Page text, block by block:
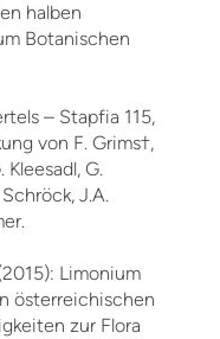
halben
Botanischen
– Stapfia 115,
von F. Grims†,
Kleesadl, G.
J.A.
Limonium
österreichischen
zur Flora